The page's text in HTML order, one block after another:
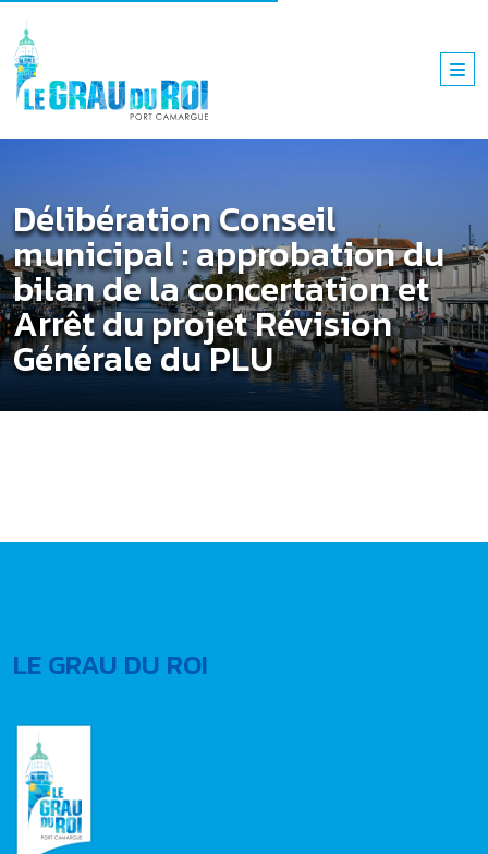
Délibération Conseil
municipal : approbation du
bilan de la concertation et
Arrêt du projet Révision
Générale du PLU
LE GRAU DU ROI